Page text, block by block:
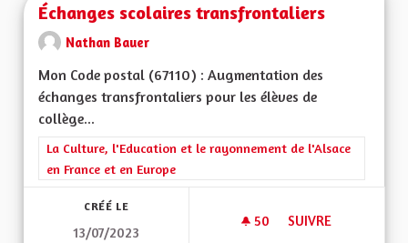
Échanges scolaires transfrontaliers
Nathan Bauer
Mon Code postal (67110) : Augmentation des
échanges transfrontaliers pour les élèves de
collège...
Filtrer les résultats de la catégorie : La Culture, l'Education et
La Culture, l'Education et le rayonnement de l'Alsace
en France et en Europe
CRÉÉ LE
13/07/2023
50 50 ABONNÉS
SUIVRE